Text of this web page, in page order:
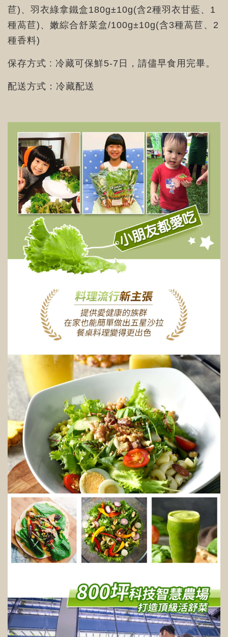
苣)、羽衣綠拿鐵盒180g±10g(含2種羽衣甘藍、1
種萵苣)、嫩綜合舒菜盒/100g±10g(含3種萵苣、2
種香料)
保存方式 : 冷藏可保鮮5-7日，請儘早食用完畢。
配送方式：冷藏配送